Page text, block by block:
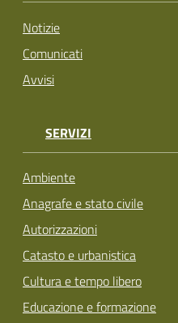
Notizie
Comunicati
Avvisi
SERVIZI
Ambiente
Anagrafe e stato civile
Autorizzazioni
Catasto e urbanistica
Cultura e tempo libero
Educazione e formazione